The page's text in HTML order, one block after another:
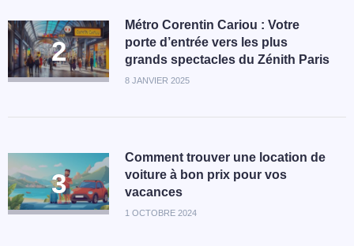
Métro Corentin Cariou : Votre
porte d’entrée vers les plus
grands spectacles du Zénith Paris
8 JANVIER 2025
Comment trouver une location de
voiture à bon prix pour vos
vacances
1 OCTOBRE 2024